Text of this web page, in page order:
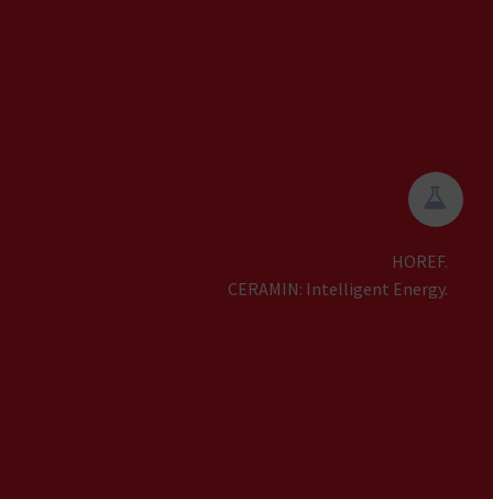
HOREF.
CERAMIN: Intelligent Energy.

